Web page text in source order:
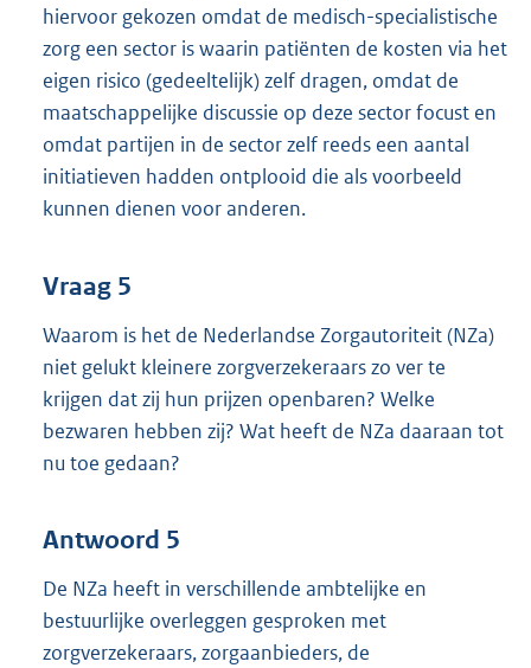
hiervoor gekozen omdat de medisch-specialistische
zorg een sector is waarin patiënten de kosten via het
eigen risico (gedeeltelijk) zelf dragen, omdat de
maatschappelijke discussie op deze sector focust en
omdat partijen in de sector zelf reeds een aantal
initiatieven hadden ontplooid die als voorbeeld
kunnen dienen voor anderen.
Vraag 5
Waarom is het de Nederlandse Zorgautoriteit (NZa)
niet gelukt kleinere zorgverzekeraars zo ver te
krijgen dat zij hun prijzen openbaren? Welke
bezwaren hebben zij? Wat heeft de NZa daaraan tot
nu toe gedaan?
Antwoord 5
De NZa heeft in verschillende ambtelijke en
bestuurlijke overleggen gesproken met
zorgverzekeraars, zorgaanbieders, de